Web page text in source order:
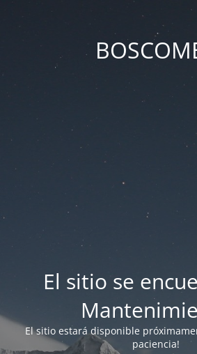
El sitio se
El sitio estará disponible
paciencia!